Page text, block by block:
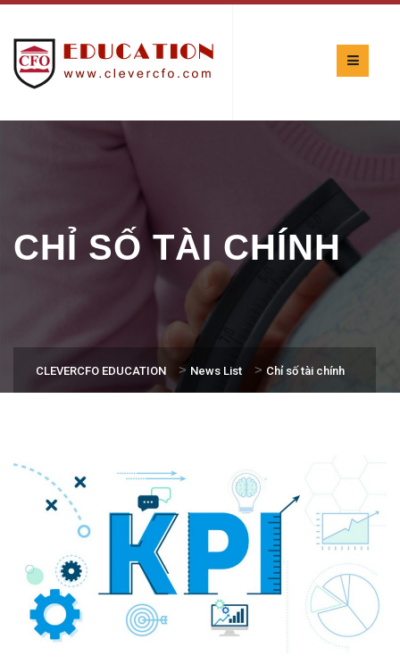
CHỈ SỐ TÀI CHÍNH
CLEVERCFO EDUCATION > News List > Chỉ số tài chính